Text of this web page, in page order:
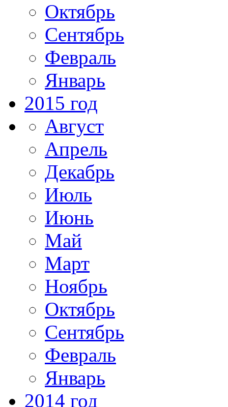
Октябрь
Сентябрь
Февраль
Январь
2015 год
Август
Апрель
Декабрь
Июль
Июнь
Май
Март
Ноябрь
Октябрь
Сентябрь
Февраль
Январь
2014 год